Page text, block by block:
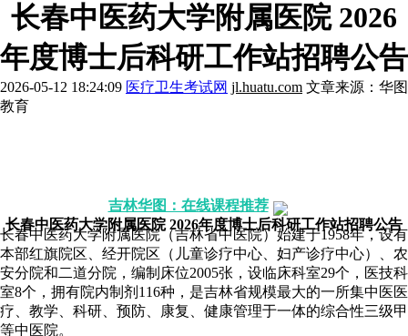
长春中医药大学附属医院 2026
年度博士后科研工作站招聘公告
2026-05-12 18:24:09 医疗卫生考试网 jl.huatu.com 文章来源：华图
教育
吉林华图：在线课程推荐
长春中医药大学附属医院 2026年度博士后科研工作站招聘公告
长春中医药大学附属医院（吉林省中医院）始建于1958年，设有
本部红旗院区、经开院区（儿童诊疗中心、妇产诊疗中心）、农
安分院和二道分院，编制床位2005张，设临床科室29个，医技科
室8个，拥有院内制剂116种，是吉林省规模最大的一所集中医医
疗、教学、科研、预防、康复、健康管理于一体的综合性三级甲
等中医院。